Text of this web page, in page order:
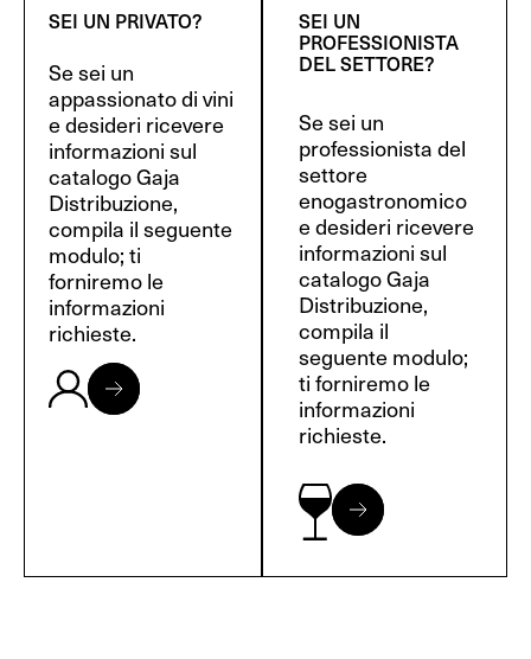
SEI UN PRIVATO?
Se sei un
appassionato di vini
e desideri ricevere
informazioni sul
catalogo Gaja
Distribuzione,
compila il seguente
modulo; ti
forniremo le
informazioni
richieste.
SEI UN
PROFESSIONISTA
DEL SETTORE?
Se sei un
professionista del
settore
enogastronomico
e desideri ricevere
informazioni sul
catalogo Gaja
Distribuzione,
compila il
seguente modulo;
ti forniremo le
informazioni
richieste.